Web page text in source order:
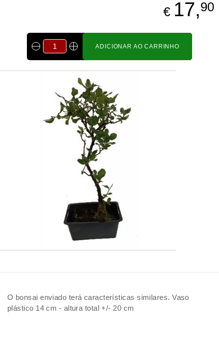
€ 17,90
ADICIONAR AO CARRINHO
O bonsai enviado terá características similares. Vaso
plástico 14 cm - altura total +/- 20 cm